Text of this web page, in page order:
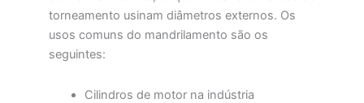
torneamento usinam diâmetros externos. Os
usos comuns do mandrilamento são os
seguintes:
Cilindros de motor na indústria